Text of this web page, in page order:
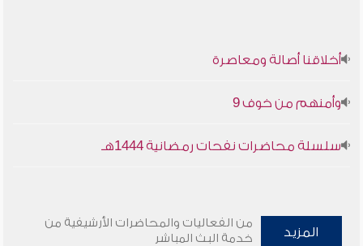
أخلاقنا أصالة ومعاصرة
وأمنهم من خوف 9
سلسلة محاضرات نفحات رمضانية 1444هـ
المزيد
من الفعاليات والمحاضرات الأرشيفية من
خدمة البث المباشر